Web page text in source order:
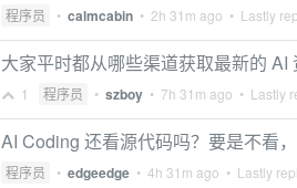
程序员 • calmcabin • 2h 31m ago • Lastly
大家平时都从哪些渠道获取最新的 AI
1 程序员 • szboy • 7h 31m ago • Lastly
AI Coding 还看源代码吗？要是不看
程序员 • edgeedge • 4h 31m ago • Lastly